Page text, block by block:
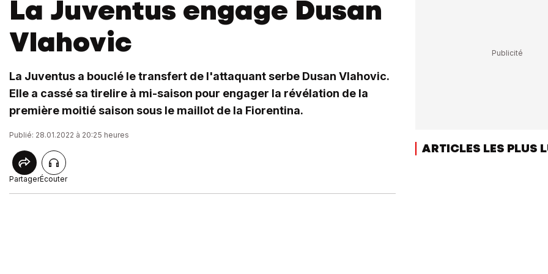
La Juventus engage Dusan
Vlahovic
La Juventus a bouclé le transfert de l'attaquant serbe Dusan Vlahovic.
Elle a cassé sa tirelire à mi-saison pour engager la révélation de la
première moitié saison sous le maillot de la Fiorentina.
Publié: 28.01.2022 à 20:25 heures
PartagerÉcouter
ARTICLES LES PLUS